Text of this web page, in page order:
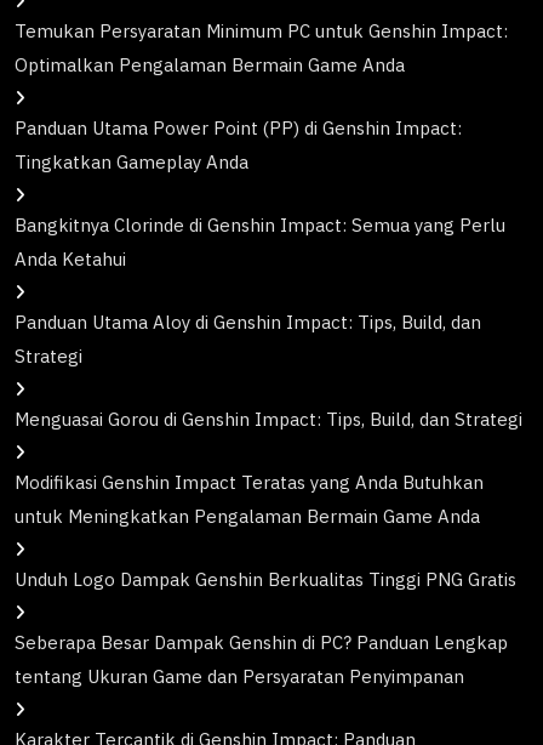
Temukan Persyaratan Minimum PC untuk Genshin Impact:
Optimalkan Pengalaman Bermain Game Anda
Panduan Utama Power Point (PP) di Genshin Impact:
Tingkatkan Gameplay Anda
Bangkitnya Clorinde di Genshin Impact: Semua yang Perlu
Anda Ketahui
Panduan Utama Aloy di Genshin Impact: Tips, Build, dan
Strategi
Menguasai Gorou di Genshin Impact: Tips, Build, dan Strategi
Modifikasi Genshin Impact Teratas yang Anda Butuhkan
untuk Meningkatkan Pengalaman Bermain Game Anda
Unduh Logo Dampak Genshin Berkualitas Tinggi PNG Gratis
Seberapa Besar Dampak Genshin di PC? Panduan Lengkap
tentang Ukuran Game dan Persyaratan Penyimpanan
Karakter Tercantik di Genshin Impact: Panduan